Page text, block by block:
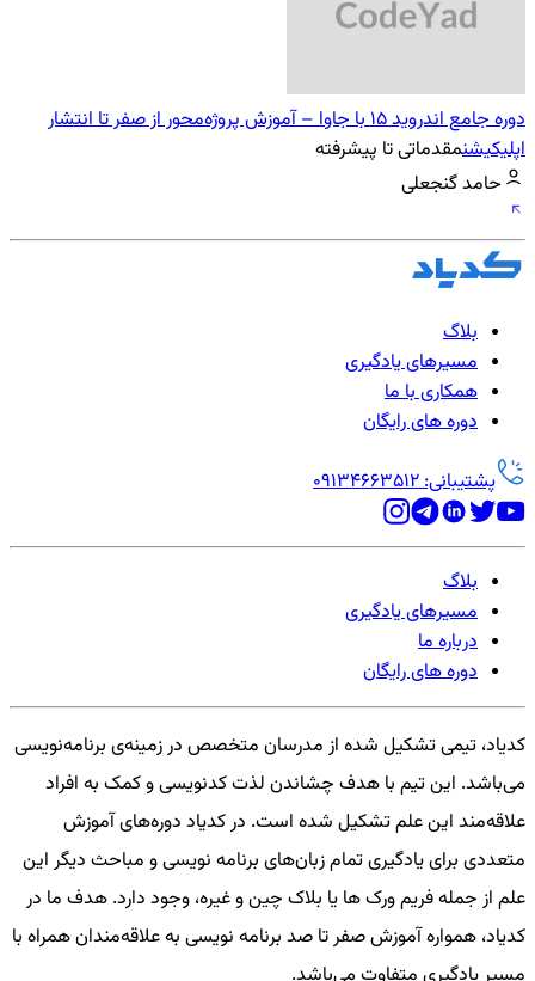
دوره جامع اندروید 15 با جاوا – آموزش پروژه‌محور از صفر تا انتشار
اپلیکیشنمقدماتی تا پیشرفته
حامد گنجعلی
بلاگ
مسیرهای یادگیری
همکاری با ما
دوره های رایگان
پشتیبانی: 09134663512
بلاگ
مسیرهای یادگیری
درباره ما
دوره های رایگان
کدیاد، تیمی تشکیل شده از مدرسان متخصص در زمینه‌ی برنامه‌نویسی
می‌باشد. این تیم با هدف چشاندن لذت کدنویسی و کمک به افراد
علاقه‌مند این علم تشکیل شده است. در کدیاد دوره‌های آموزش
متعددی برای یادگیری تمام زبان‌های برنامه نویسی و مباحث دیگر این
علم از جمله فریم ورک ها یا بلاک چین و غیره، وجود دارد. هدف ما در
کدیاد، همواره آموزش صفر تا صد برنامه نویسی به علاقه‌مندان همراه با